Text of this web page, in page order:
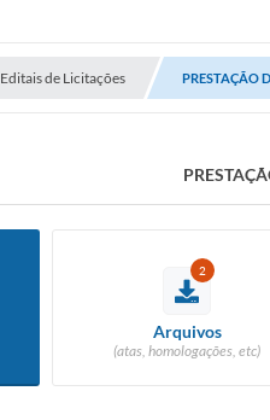
Editais de Licitações PRESTAÇÃO
2
Arquivos
(atas, homologações, etc)